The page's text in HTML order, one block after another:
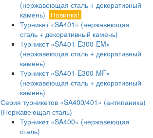
(нержавеющая сталь + декоративный
камень)
Новинка!
Турникет «SA401» (нержавеющая
сталь + декоративный камень)
Турникет «SA401-E300-EM»
(нержавеющая сталь + декоративный
камень)
Турникет «SA401-E300-MF»
(нержавеющая сталь + декоративный
камень)
Серия турникетов «SA400/401» (антипаника)
(Нержавеющая сталь)
Турникет «SA400» (нержавеющая
сталь)